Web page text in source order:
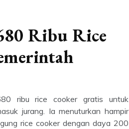
Ribu Rice
ribu rice cooker gratis untuk
jurang. Ia menuturkan hampir
rice cooker dengan daya 200